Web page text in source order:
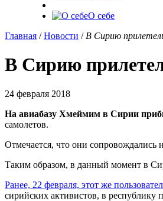
О себе
Главная /Новости / В Сирию
В Сирию
24 февраля 2018
На авиабазу Хмеймим в Сирии
самолетов.
Отмечается, что они сопровождались
Таким образом, в данный момент в
Ранее, 22 февраля, этот же
сирийских активистов, в республику